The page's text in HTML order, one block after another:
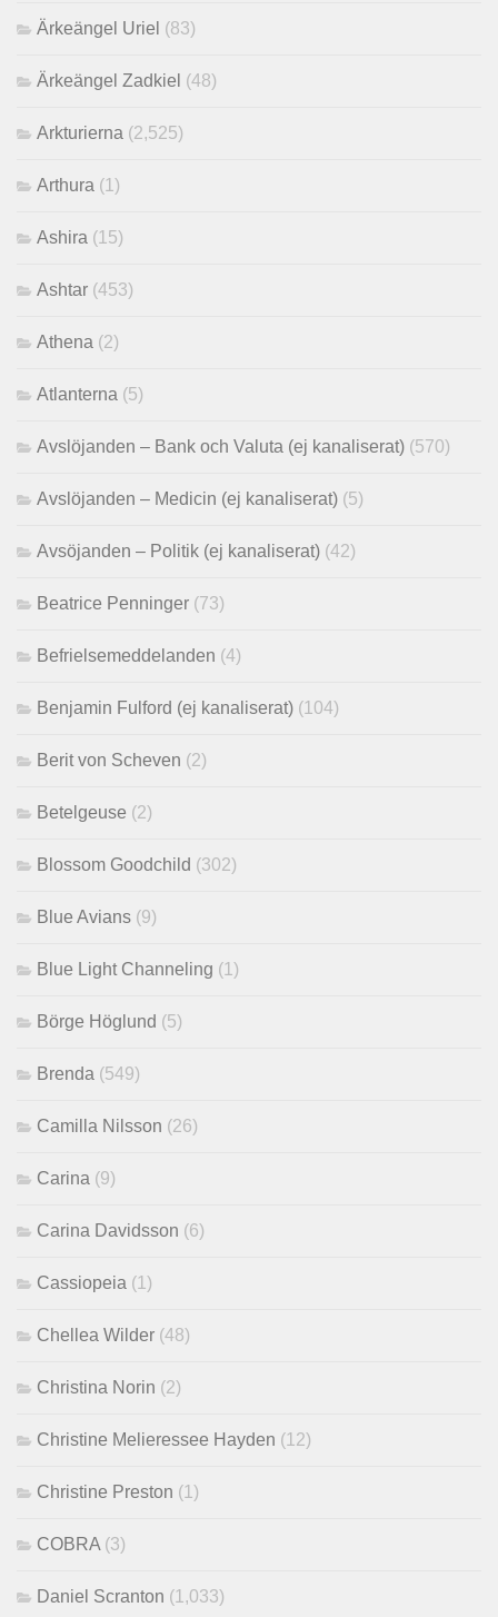
Ärkeängel Uriel (83)
Ärkeängel Zadkiel (48)
Arkturierna (2,525)
Arthura (1)
Ashira (15)
Ashtar (453)
Athena (2)
Atlanterna (5)
Avslöjanden – Bank och Valuta (ej kanaliserat) (570)
Avslöjanden – Medicin (ej kanaliserat) (5)
Avsöjanden – Politik (ej kanaliserat) (42)
Beatrice Penninger (73)
Befrielsemeddelanden (4)
Benjamin Fulford (ej kanaliserat) (104)
Berit von Scheven (2)
Betelgeuse (2)
Blossom Goodchild (302)
Blue Avians (9)
Blue Light Channeling (1)
Börge Höglund (5)
Brenda (549)
Camilla Nilsson (26)
Carina (9)
Carina Davidsson (6)
Cassiopeia (1)
Chellea Wilder (48)
Christina Norin (2)
Christine Melieressee Hayden (12)
Christine Preston (1)
COBRA (3)
Daniel Scranton (1,033)